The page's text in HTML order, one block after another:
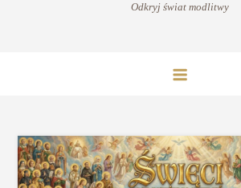
Odkryj świat modlitwy